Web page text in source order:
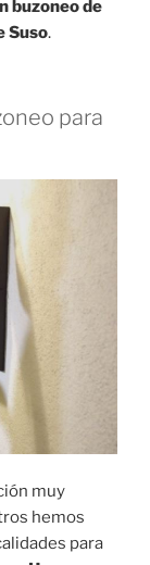
buzoneo de
Suso.
para
muy
hemos
para